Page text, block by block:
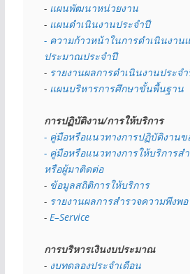
- แผนพัฒนาหน่วยงาน
- แผนดำเนินงานประจำปี
- ความก้าวหน้าในการดำเนินงาน
ประมาณประจำปี
- รายงานผลการดำเนินงานประจ
- แผนบริหารการศึกษาขั้นพื้นฐาน
การปฏิบัติงาน/การให้บริการ
- คู่มือหรือแนวทางการปฏิบัติงานข
- คู่มือหรือแนวทางการให้บริการส
หรือผู้มาติดต่อ
- ข้อมูลสถิติการให้บริการ
- รายงานผลการสำรวจความพึงพ
- E–Service
การบริหารเงินงบประมาณ
- งบทดลองประจำเดือน